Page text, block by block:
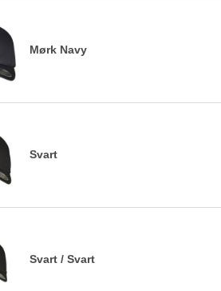
Mørk Navy
Svart
Svart / Svart